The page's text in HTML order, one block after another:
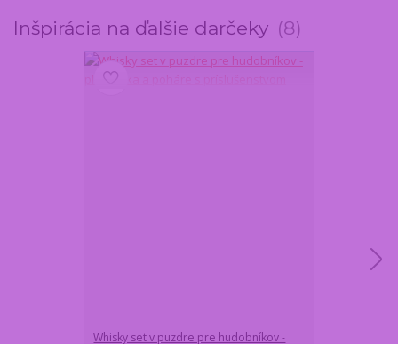
Inšpirácia na ďalšie darčeky 8
Whisky set v puzdre pre hudobníkov -